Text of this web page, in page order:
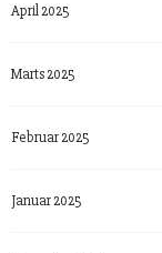
April 2025
Marts 2025
Februar 2025
Januar 2025